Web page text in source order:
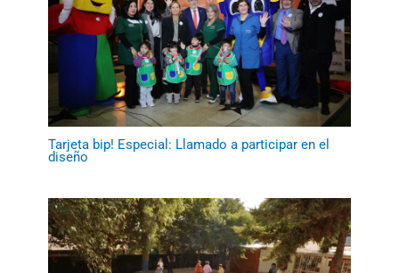
Tarjeta bip! Especial: Llamado a participar en el
diseño